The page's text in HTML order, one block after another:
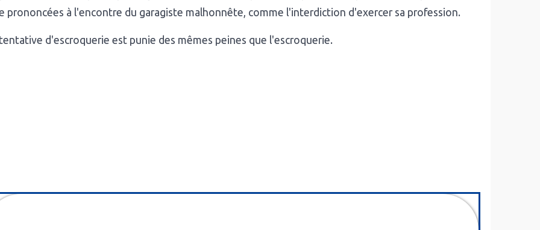
prononcées à l'encontre du garagiste malhonnête, comme l'interdiction d'exercer sa profession.
d'escroquerie est punie des mêmes peines que l'escroquerie.